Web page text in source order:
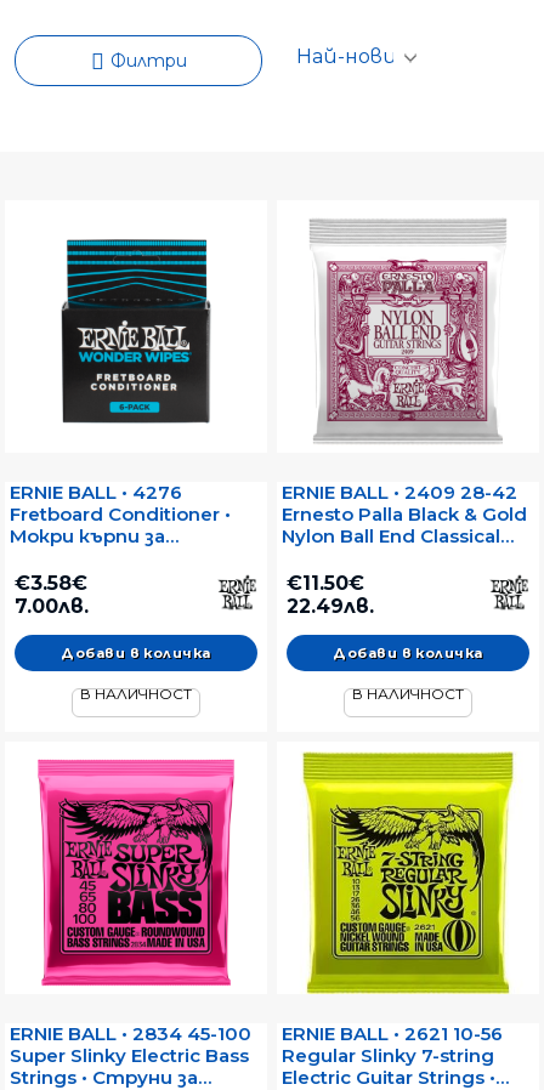
Филтри
ERNIE BALL • 4276
Fretboard Conditioner •
Мокри кърпи за
китара
€3.58€
7.00лв.
В НАЛИЧНОСТ
ERNIE BALL • 2409 28-42
Ernesto Palla Black & Gold
Nylon Ball End Classical
класическа китара
€11.50€
22.49лв.
В НАЛИЧНОСТ
ERNIE BALL • 2834 45-100
Super Slinky Electric Bass
Strings • Струни за
ERNIE BALL • 2621 10-56
Regular Slinky 7-string
Electric Guitar Strings •